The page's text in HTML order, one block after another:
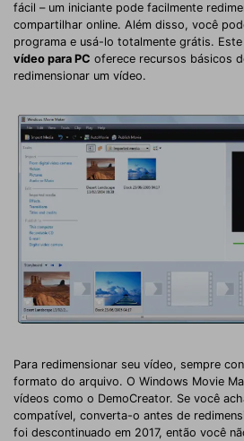
fácil – um iniciante pode facilmente
compartilhar online. Além disso, você
programa e usá-lo totalmente grátis. Este
vídeo para PC oferece recursos básicos
redimensionar um vídeo.
Para redimensionar seu vídeo, sempre
formato do arquivo. O Windows Movie
vídeos como o DemoCreator. Se você
compatível, converta-o antes de
foi descontinuado em 2017, então você